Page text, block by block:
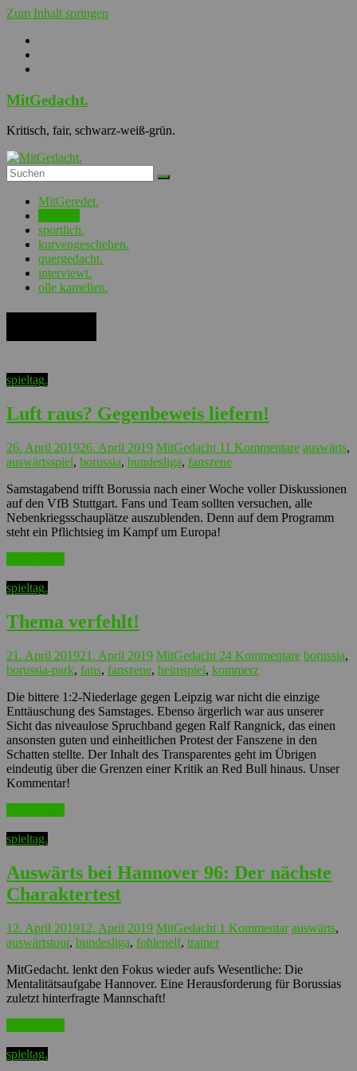
Zum Inhalt springen
MitGedacht.
Kritisch, fair, schwarz-weiß-grün.
MitGeredet.
sportlich.
kurvengeschehen.
quergedacht.
interviewt.
olle kamellen.
spieltag.
Luft raus? Gegenbeweis liefern!
26. April 201926. April 2019 MitGedacht 11 Kommentare auswärts,
auswärtsspiel, borussia, bundesliga, fanszene
Samstagabend trifft Borussia nach einer Woche voller Diskussionen
auf den VfB Stuttgart. Fans und Team sollten versuchen, alle
Nebenkriegsschauplätze auszublenden. Denn auf dem Programm
steht ein Pflichtsieg im Kampf um Europa!
spieltag.
Thema verfehlt!
21. April 201921. April 2019 MitGedacht 24 Kommentare borussia,
borussia-park, fans, fanszene, heimspiel, kommerz
Die bittere 1:2-Niederlage gegen Leipzig war nicht die einzige
Enttäuschung des Samstages. Ebenso ärgerlich war aus unserer
Sicht das niveaulose Spruchband gegen Ralf Rangnick, das einen
ansonsten guten und einheitlichen Protest der Fanszene in den
Schatten stellte. Der Inhalt des Transparentes geht im Übrigen
eindeutig über die Grenzen einer Kritik an Red Bull hinaus. Unser
Kommentar!
spieltag.
Auswärts bei Hannover 96: Der nächste
Charaktertest
12. April 201912. April 2019 MitGedacht 1 Kommentar auswärts,
auswärtstour, bundesliga, fohlenelf, trainer
MitGedacht. lenkt den Fokus wieder aufs Wesentliche: Die
Mentalitätsaufgabe Hannover. Eine Herausforderung für Borussias
zuletzt hinterfragte Mannschaft!
spieltag.